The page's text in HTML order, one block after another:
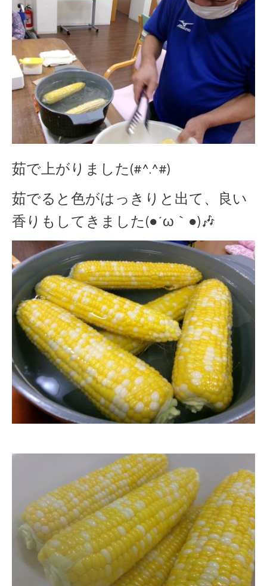
茹で上がりました(#^.^#)
茹でると色がはっきりと出て、良い
香りもしてきました(●´ω｀●)🎶